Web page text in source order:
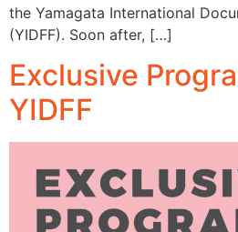
the Yamagata International
(YIDFF). Soon after, […]
Exclusive
YIDFF